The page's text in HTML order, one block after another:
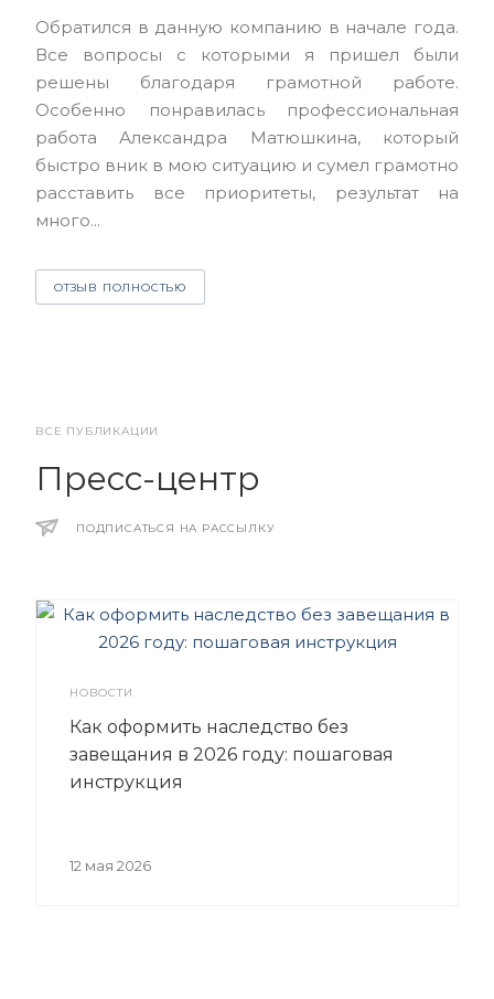
Обратился в данную компанию в начале года.
Все вопросы с которыми я пришел были
решены благодаря грамотной работе.
Особенно понравилась профессиональная
работа Александра Матюшкина, который
быстро вник в мою ситуацию и сумел грамотно
расставить все приоритеты, результат на
много...
ОТЗЫВ ПОЛНОСТЬЮ
ВСЕ ПУБЛИКАЦИИ
Пресс-центр
ПОДПИСАТЬСЯ НА РАССЫЛКУ
НОВОСТИ
Как оформить наследство без
завещания в 2026 году: пошаговая
инструкция
12 мая 2026